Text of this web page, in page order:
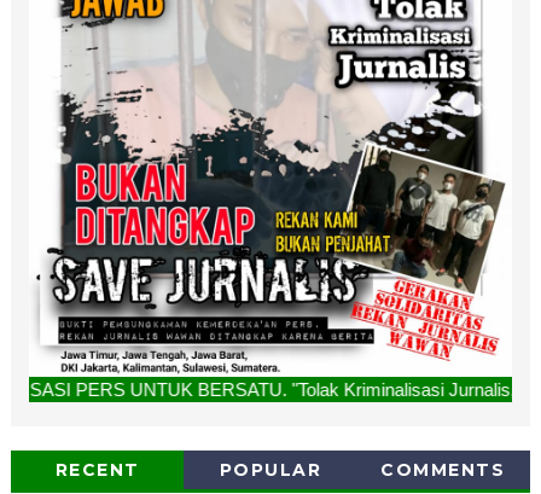
BERSATU. "Tolak Kriminalisasi Jurnalis, Rekan Kami
RECENT POPULAR COMMENTS